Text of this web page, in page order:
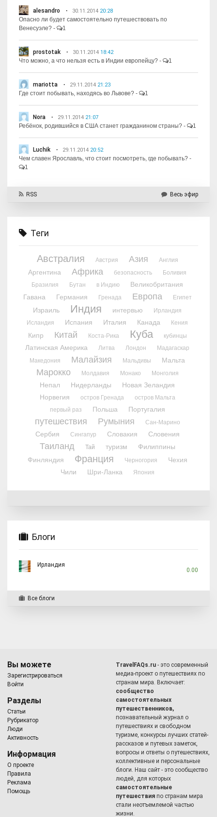
alesandro 30.11.2014 20:28
Опасно ли будет самостоятельно путешествовать по
Венесуэле? - 1
prostotak 30.11.2014 18:42
Что можно, а что нельзя есть в Индии европейцу? - 1
mariotta 29.11.2014 21:23
Где стоит побывать, находясь во Львове? - 1
Nora 29.11.2014 21:07
Ребёнок, родившийся в США станет гражданином страны? - 1
Luchik 29.11.2014 20:52
Чем славен Ярославль, что стоит посмотреть, где побывать? -
1
RSS Весь эфир
Теги
Австралия Австрия Азия Англия
Аргентина Африка безопасность
Боливия
Бразилия
Бутан в Индию
Великобритания
Гавана
Германия Гренада Европа Египет
Израиль Индия интервью
Ирландия
Исландия
Испания Италия Канада Кения
Кипр Китай Коста-Рика Куба кубинцы
Латинская Америка Литва Лондон
Мадагаскар
Македония
Малайзия Мальдивы Мальта
Марокко Молдавия Монако Монголия
Непал Нидерланды
Новая Зеландия
Норвегия
остров Гренада
остров Мальта
первый раз
Польша Португалия
путешествия Румыния Сан-Марино
Сербия Сингапур Словакия Словения
Таиланд Тай туризм
Филиппины
Финляндия
Франция Черногория
Чехия
Чили
Шри-Ланка Япония
Блоги
Ирландия
0.00
Все блоги
Вы можете
Зарегистрироваться
Войти
Разделы
Статьи
Рубрикатор
Люди
Активность
Информация
О проекте
Правила
Реклама
Помощь
TravelFAQs.ru - это современный
медиа-проект о путешествиях по
странам мира. Включает:
сообщество
самостоятельных
путешественников,
познавательный журнал о
путешествиях и свободном
туризме, конкурсы лучших статей-
рассказов и путевых заметок,
вопросы и ответы о путешествиях,
коллективные и персональные
блоги. Наш сайт - это сообщество
людей, для которых
самостоятельные
путешествия по странам мира
стали неотъемлемой частью
жизни.